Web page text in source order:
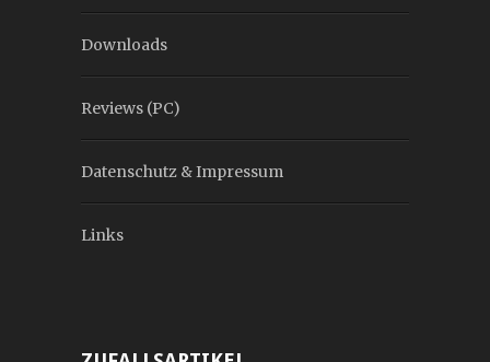
Downloads
Reviews (PC)
Datenschutz & Impressum
Links